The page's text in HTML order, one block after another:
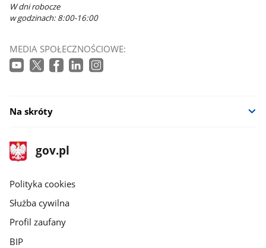
W dni robocze
w godzinach: 8:00-16:00
MEDIA SPOŁECZNOŚCIOWE:
Na skróty
stopka
gov.pl
Strona
gov.pl
gov.pl
Polityka cookies
Służba cywilna
Profil zaufany
BIP